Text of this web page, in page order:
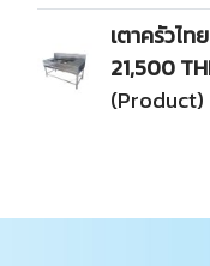
เตาครัวไ
21,500
(Product)